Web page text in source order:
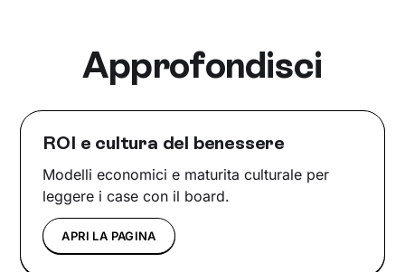
Approfondisci
ROI e cultura del benessere
Modelli economici e maturita culturale per
leggere i case con il board.
APRI LA PAGINA